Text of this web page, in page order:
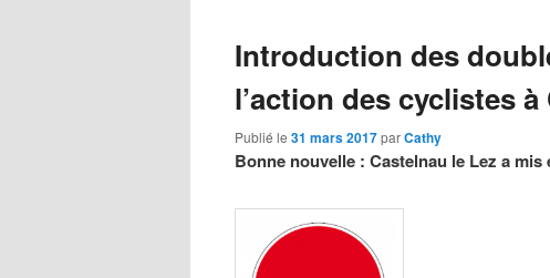
Introduction des
l’action des cyclistes
Publié le 31 mars 2017parCathy
Bonne nouvelle : Castelnau le Lez a